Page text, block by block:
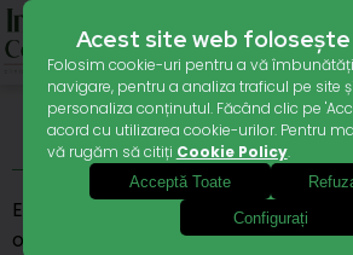
Endodonția este ramura
ocupă cu diagnosticul și
Acest site web
Folosim cookie-uri pentru a vă
navigare, pentru a analiza traficul pe site
personaliza conținutul. Făcând clic pe
acord cu utilizarea cookie-urilor. Pentru
vă rugăm să citiți Cookie Policy.
Acceptă Toate
Configurați